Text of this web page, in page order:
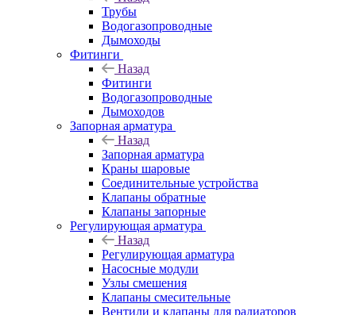
Трубы
Водогазопроводные
Дымоходы
Фитинги
Назад
Фитинги
Водогазопроводные
Дымоходов
Запорная арматура
Назад
Запорная арматура
Краны шаровые
Соединительные устройства
Клапаны обратные
Клапаны запорные
Регулирующая арматура
Назад
Регулирующая арматура
Насосные модули
Узлы смешения
Клапаны смесительные
Вентили и клапаны для радиаторов